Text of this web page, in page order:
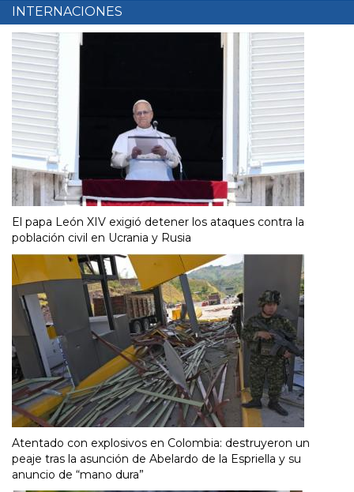
INTERNACIONES
El papa León XIV exigió detener los ataques contra la
población civil en Ucrania y Rusia
Atentado con explosivos en Colombia: destruyeron un
peaje tras la asunción de Abelardo de la Espriella y su
anuncio de “mano dura”